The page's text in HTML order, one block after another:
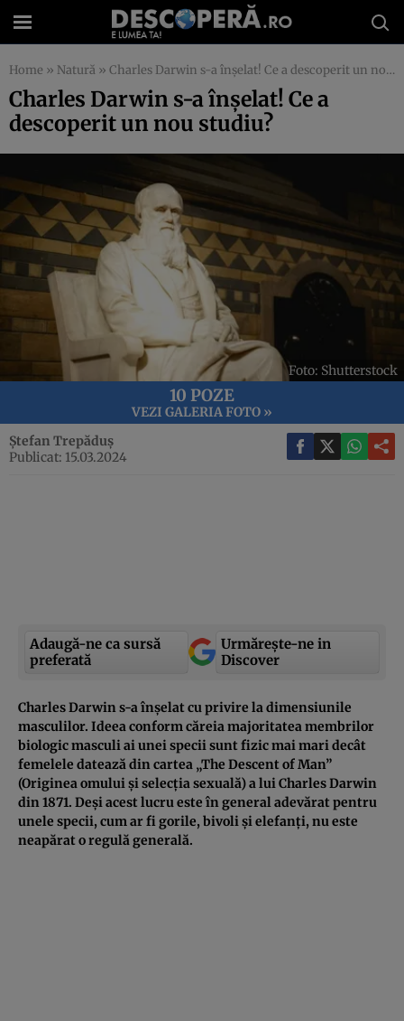
Home » Natură » Charles Darwin s-a înșelat! Ce a descoperit un nou studiu?
Charles Darwin s-a înșelat! Ce a
descoperit un nou studiu?
Foto: Shutterstock
10 POZE
VEZI GALERIA FOTO »
Ștefan Trepăduș
Publicat: 15.03.2024
Adaugă-ne ca sursă
preferată
Urmărește-ne in
Discover
Charles Darwin s-a înșelat cu privire la dimensiunile
masculilor. Ideea conform căreia majoritatea membrilor
biologic masculi ai unei specii sunt fizic mai mari decât
femelele datează din cartea „The Descent of Man”
(Originea omului și selecția sexuală) a lui Charles Darwin
din 1871. Deși acest lucru este în general adevărat pentru
unele specii, cum ar fi gorile, bivoli și elefanți, nu este
neapărat o regulă generală.